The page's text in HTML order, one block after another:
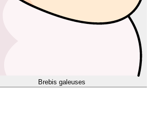
Brebis galeuses